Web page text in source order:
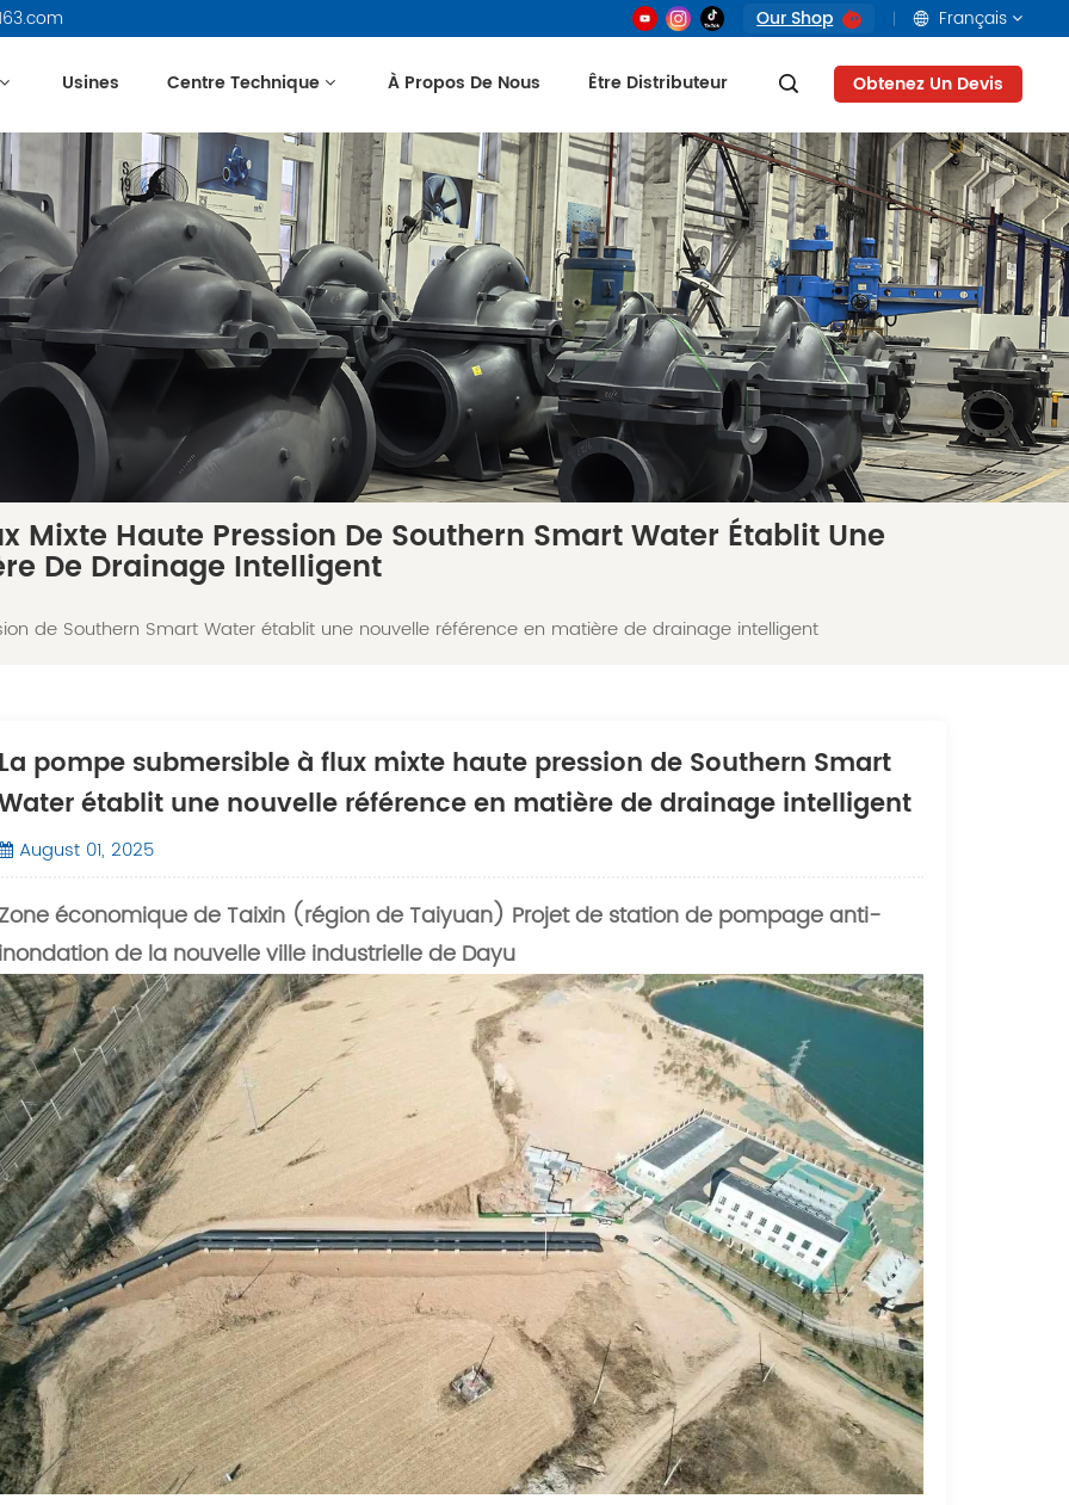
Our Shop Français
français
русский
العربية
Tiếng Việt
Indonesia
Usines Centre Technique À Propos De Nous Être Distributeur Obtenez Un Devis
Mixte Haute Pression De Southern Smart Water Établit Une
De Drainage Intelligent
de Southern Smart Water établit une nouvelle référence en matière de drainage intelligent
La pompe submersible à flux mixte haute pression de Southern Smart
établit une nouvelle référence en matière de drainage intelligent
August 01, 2025
Zone économique de Taixin (région de Taiyuan) Projet de station de pompage anti-
inondation de la nouvelle ville industrielle de Dayu